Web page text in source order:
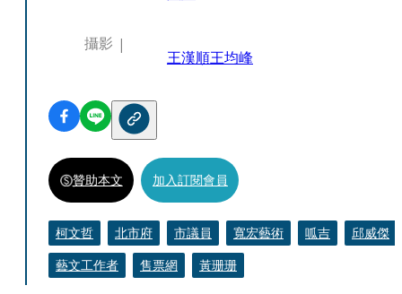
攝影
王漢順王均峰
贊助本文 加入訂閱會員
柯文哲 北市府 市議員 寬宏藝術 呱吉
邱威傑
藝文工作者
售票網 黃珊珊